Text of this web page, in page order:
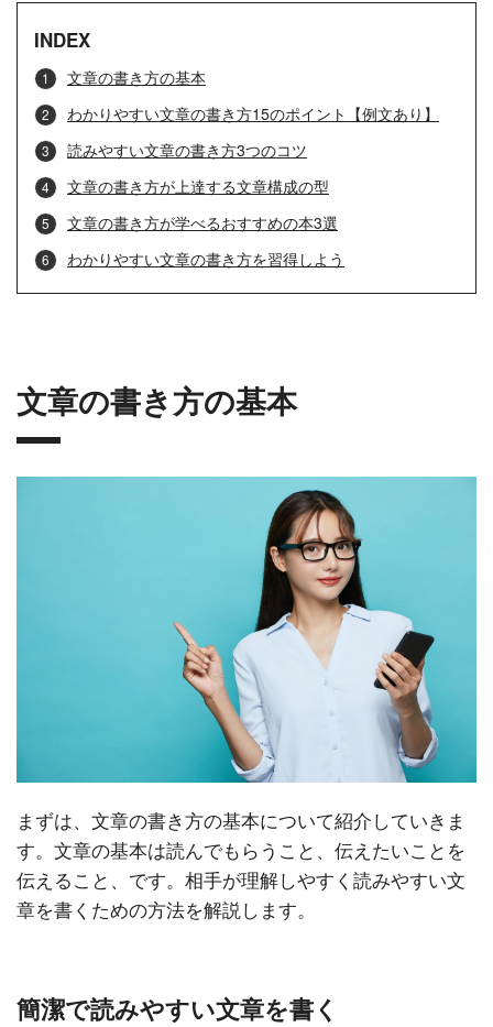
INDEX
文章の書き方の基本
わかりやすい文章の書き方15のポイント【例文あり】
読みやすい文章の書き方3つのコツ
文章の書き方が上達する文章構成の型
文章の書き方が学べるおすすめの本3選
わかりやすい文章の書き方を習得しよう
文章の書き方の基本
まずは、文章の書き方の基本について紹介していきま
す。文章の基本は読んでもらうこと、伝えたいことを
伝えること、です。相手が理解しやすく読みやすい文
章を書くための方法を解説します。
簡潔で読みやすい文章を書く